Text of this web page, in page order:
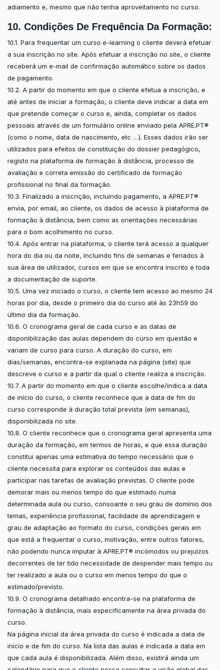
adiamento e, mesmo que não tenha aproveitamento no curso.
10. Condições De Frequência Da Formação:
10.1. Para frequentar um curso e-learning o cliente deverá efetuar
a sua inscrição no site. Após efetuar a inscrição no site, o cliente
receberá um e-mail de confirmação automático sobre os dados
de pagamento.
10.2. A partir do momento em que o cliente efetua a inscrição, e
até antes de iniciar a formação, o cliente deve indicar a data em
que pretende começar o curso e, ainda, completar os dados
pessoais através de um formulário online enviado pela APRE.PT®
(como o nome, data de nascimento, etc …). Esses dados irão ser
utilizados para efeitos de constituição do dossier pedagógico,
registo na plataforma de formação à distância, processo de
avaliação e correta emissão do certificado de formação
profissional no final da formação.
10.3. Finalizado a inscrição, incluindo pagamento, a APRE.PT®
envia, por email, ao cliente, os dados de acesso à plataforma de
formação à distância, bem como as orientações necessárias
para o bom acolhimento no curso.
10.4. Após entrar na plataforma, o cliente terá acesso a qualquer
hora do dia ou da noite, incluindo fins de semanas e feriados à
sua área de utilizador, cursos em que se encontra inscrito e toda
a documentação de suporte.
10.5. Uma vez iniciado o curso, o cliente tem acesso ao mesmo 24
horas por dia, desde o primeiro dia do curso até às 23h59 do
último dia da formação.
10.6. O cronograma geral de cada curso e as datas de
disponibilização das aulas dependem do curso em questão e
variam de curso para curso. A duração do curso, em
dias/semanas, encontra-se explanada na página (site) que
descreve o curso e a partir da qual o cliente realiza a inscrição.
10.7. A partir do momento em que o cliente escolhe/indica a data
de início do curso, o cliente reconhece que a data de fim do
curso corresponde à duração total prevista (em semanas),
disponibilizada no site.
10.8. O cliente reconhece que o cronograma geral apresenta uma
duração da formação, em termos de horas, e que essa duração
constitui apenas uma estimativa do tempo necessário que o
cliente necessita para explorar os conteúdos das aulas e
participar nas tarefas de avaliação previstas. O cliente pode
demorar mais ou menos tempo do que estimado numa
determinada aula ou curso, consoante o seu grau de domínio dos
temas, experiência profissional, facilidade de aprendizagem e
grau de adaptação ao formato do curso, condições gerais em
que está a frequentar o curso, motivação, entre outros fatores,
não podendo nunca imputar à APRE.PT® incómodos ou prejuízos
decorrentes de ter tido necessidade de despender mais tempo ou
ter realizado a aula ou o curso em menos tempo do que o
estimado/previsto.
10.9. O cronograma detalhado encontra-se na plataforma de
formação à distância, mais especificamente na área privada do
curso.
Na página inicial da área privada do curso é indicada a data de
início e de fim do curso. Na lista das aulas é indicada a data em
que cada aula é disponibilizada. Além disso, existirá ainda um